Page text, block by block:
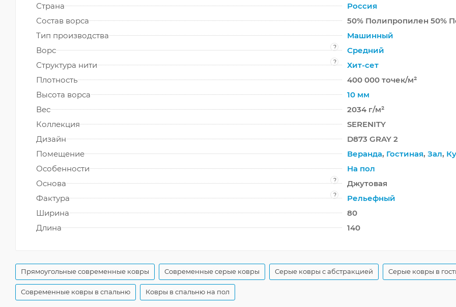
Страна
Россия
Состав ворса
50% Полипропилен 50%
Тип производства
Машинный
Ворс
?
Средний
Структура нити
?
Хит-сет
Плотность
400 000 точек/м²
Высота ворса
10 мм
Вес
2034 г/м²
Коллекция
SERENITY
Дизайн
D873 GRAY 2
Помещение
Веранда, Гостиная, Зал,
Особенности
На пол
Основа
?
Джутовая
Фактура
?
Рельефный
Ширина
80
Длина
140
Прямоугольные современные ковры Современные серые ковры Серые ковры с абстракцией Серые ковры в
Современные ковры в спальню Ковры в спальню на пол